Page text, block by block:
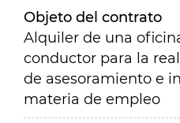
Objeto del contrato
Alquiler de una
conductor para la
de asesoramiento e
materia de empleo